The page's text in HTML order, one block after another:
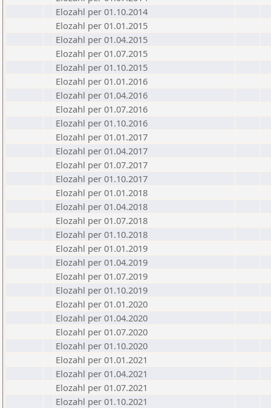
Elozahl per 01.10.2014
Elozahl per 01.01.2015
Elozahl per 01.04.2015
Elozahl per 01.07.2015
Elozahl per 01.10.2015
Elozahl per 01.01.2016
Elozahl per 01.04.2016
Elozahl per 01.07.2016
Elozahl per 01.10.2016
Elozahl per 01.01.2017
Elozahl per 01.04.2017
Elozahl per 01.07.2017
Elozahl per 01.10.2017
Elozahl per 01.01.2018
Elozahl per 01.04.2018
Elozahl per 01.07.2018
Elozahl per 01.10.2018
Elozahl per 01.01.2019
Elozahl per 01.04.2019
Elozahl per 01.07.2019
Elozahl per 01.10.2019
Elozahl per 01.01.2020
Elozahl per 01.04.2020
Elozahl per 01.07.2020
Elozahl per 01.10.2020
Elozahl per 01.01.2021
Elozahl per 01.04.2021
Elozahl per 01.07.2021
Elozahl per 01.10.2021